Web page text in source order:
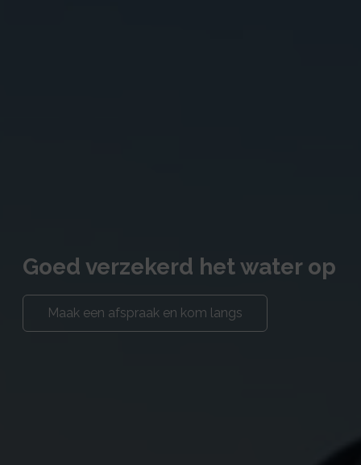
Goed verzekerd het water op
Maak een afspraak en kom langs